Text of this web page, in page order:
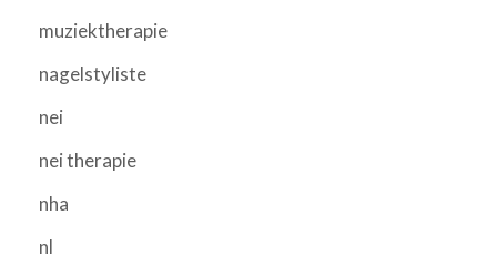
muziektherapie
nagelstyliste
nei
nei therapie
nha
nl